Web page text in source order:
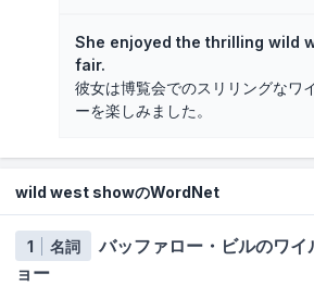
She enjoyed the thrilling wild
fair.
彼女は博覧会でのスリリングなワ
ーを楽しみました。
wild west showのWordNet
1 名詞
バッファロー・ビルのワ
ョー